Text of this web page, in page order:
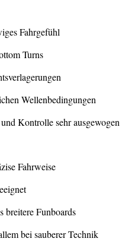
Fahrgefühl
Turns
Wellenbedingungen
Kontrolle sehr ausgewogen
Fahrweise
breitere Funboards
bei sauberer Technik